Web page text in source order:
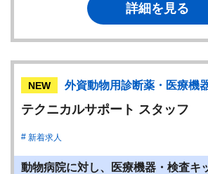
詳細を見る
NEW 外資動物用診断薬・医療機
テクニカルサポート スタッフ
新着求人
動物病院に対し、医療機器・検査キ